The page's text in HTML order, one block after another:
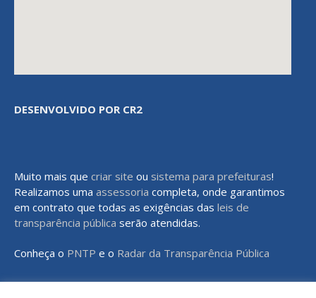
DESENVOLVIDO POR CR2
Muito mais que criar site ou sistema para prefeituras!
Realizamos uma assessoria completa, onde garantimos
em contrato que todas as exigências das leis de
transparência pública serão atendidas.
Conheça o PNTP e o Radar da Transparência Pública